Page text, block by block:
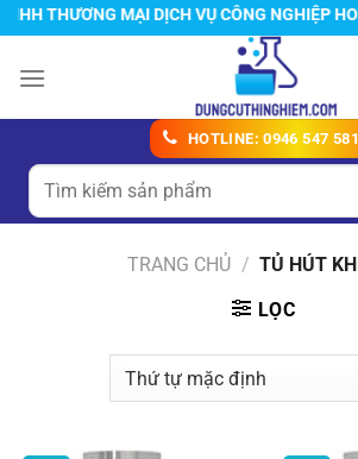
Chuyển
đến
nội
MẠI DỊCH VỤ CÔNG NGHIỆP HOÀNG TÍN
HOTLINE: 0946 547 581
Tìm
kiếm:
TRANG CHỦ / TỦ HÚT
LỌC